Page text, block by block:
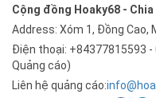
Cộng đồng Hoaky68 -
Address: Xóm 1, Đồng Cao,
Điện thoại: +84377815593 -
Quảng cáo)
Liên hệ quảng cáo: